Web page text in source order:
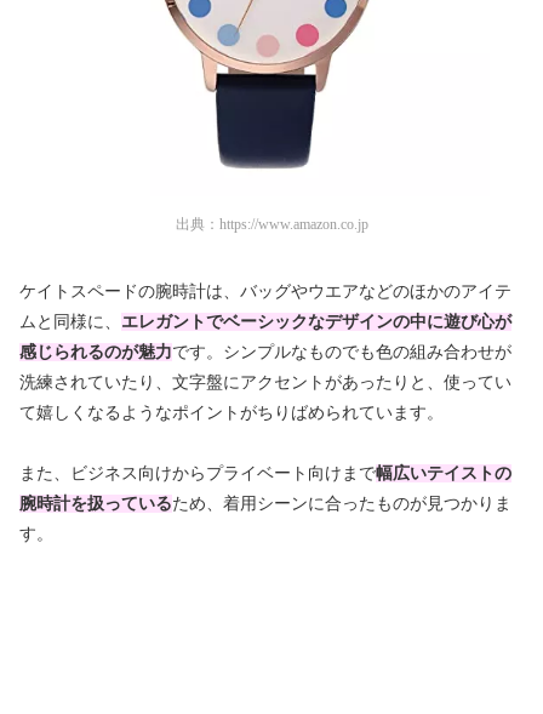
出典： https://www.amazon.co.jp
ケイトスペードの腕時計は、バッグやウエアなどのほかのアイテ
ムと同様に、 エレガントでベーシックなデザインの中に遊び心が
感じられるのが魅力です。シンプルなものでも色の組み合わせが
洗練されていたり、文字盤にアクセントがあったりと、使ってい
て嬉しくなるようなポイントがちりばめられています。
また、ビジネス向けからプライベート向けまで幅広いテイストの
腕時計を扱っているため、着用シーンに合ったものが見つかりま
す。